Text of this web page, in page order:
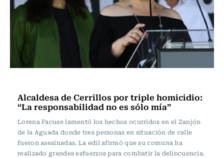
Alcaldesa de Cerrillos por triple homicidio:
“La responsabilidad no es sólo mía”
Lorena Facuse lamentó los hechos ocurridos en el Zanjón
de la Aguada donde tres personas en situación de calle
fueron asesinadas. La edil afirmó que su comuna ha
realizado grandes esfuerzos para combatir la delincuencia.